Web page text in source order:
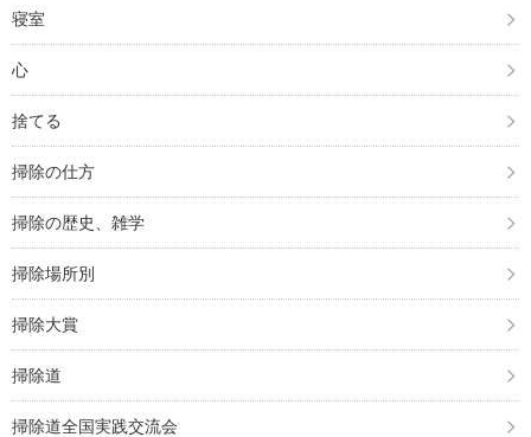
寝室
心
捨てる
掃除の仕方
掃除の歴史、雑学
掃除場所別
掃除大賞
掃除道
掃除道全国実践交流会